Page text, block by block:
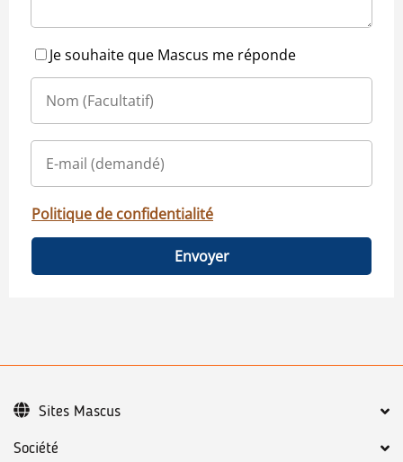
Je souhaite que Mascus me réponde
Politique de confidentialité
Envoyer
Société
Sites Mascus